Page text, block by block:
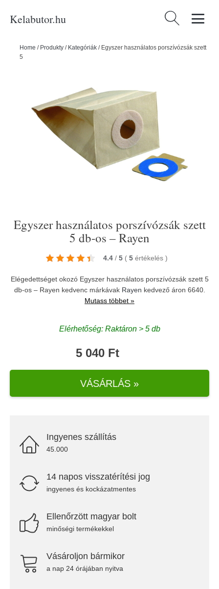
Kelabutor.hu Keresés:
Home / Produkty / Kategóriák / Egyszer használatos porszívózsák szett
5 db-os – Rayen
Egyszer használatos porszívózsák szett
5 db-os – Rayen
4.4 / 5 ( 5 értékelés )
Elégedettséget okozó Egyszer használatos porszívózsák szett 5
db-os – Rayen kedvenc márkávak Rayen kedvező áron 6640.
Mutass többet »
Elérhetőség: Raktáron > 5 db
5 040 Ft
VÁSÁRLÁS »
Ingyenes szállítás
45.000
14 napos visszatérítési jog
ingyenes és kockázatmentes
Ellenőrzött magyar bolt
minőségi termékekkel
Vásároljon bármikor
a nap 24 órájában nyitva